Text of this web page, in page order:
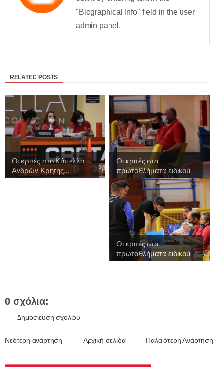
"Biographical Info" field in the user
admin panel.
RELATED POSTS
Οι κριτές στο Κύπελλο
Ανδρών Κρήτης...
Οι κριτές στα
πρωταθλήματα ειδικού
...
Οι κριτές στα
πρωταθλήματα ειδικού
...
0 σχόλια:
Δημοσίευση σχολίου
Νεότερη ανάρτηση Παλαιότερη Ανάρτηση
Αρχική σελίδα